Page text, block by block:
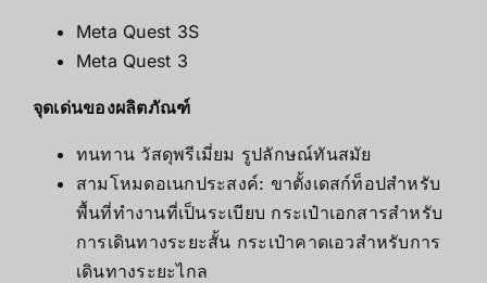
Meta Quest 3S
Meta Quest 3
จุดเด่นของผลิตภัณฑ์
ทนทาน วัสดุพรีเมี่ยม รูปลักษณ์ทันสมัย
สามโหมดอเนกประสงค์: ขาตั้งเดสก์ท็อปสำหรับ
พื้นที่ทำงานที่เป็นระเบียบ กระเป๋าเอกสารสำหรับ
การเดินทางระยะสั้น กระเป๋าคาดเอวสำหรับการ
เดินทางระยะไกล